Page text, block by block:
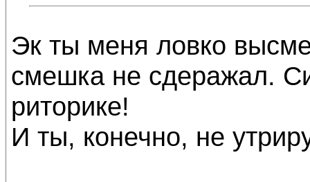
Эк ты меня ловко
смешка не сдеражал.
риторике!
И ты, конечно, не